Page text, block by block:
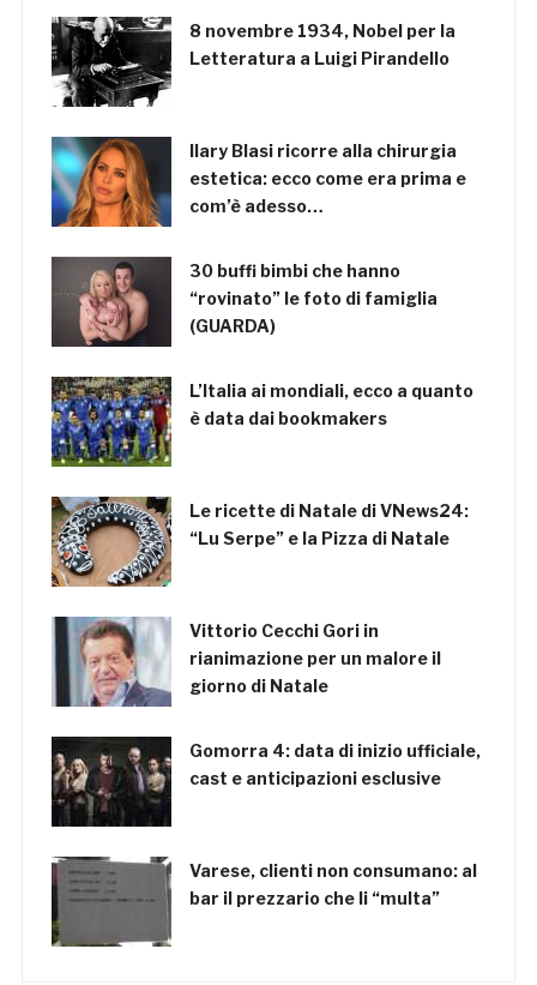
8 novembre 1934, Nobel per la
Letteratura a Luigi Pirandello
Ilary Blasi ricorre alla chirurgia
estetica: ecco come era prima e
com’è adesso…
30 buffi bimbi che hanno
“rovinato” le foto di famiglia
(GUARDA)
L’Italia ai mondiali, ecco a quanto
è data dai bookmakers
Le ricette di Natale di VNews24:
“Lu Serpe” e la Pizza di Natale
Vittorio Cecchi Gori in
rianimazione per un malore il
giorno di Natale
Gomorra 4: data di inizio ufficiale,
cast e anticipazioni esclusive
Varese, clienti non consumano: al
bar il prezzario che li “multa”